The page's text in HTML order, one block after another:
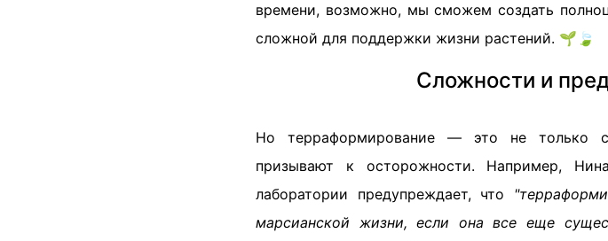
времени, возможно, мы сможем создать
сложной для поддержки жизни растений. 🌱🍃
Сложности и
Но терраформирование — это не только
призывают к осторожности. Например,
лаборатории предупреждает, что
марсианской жизни, если она все еще